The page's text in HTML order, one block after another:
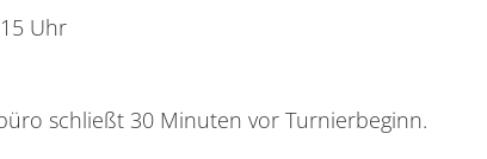
Uhr
schließt 30 Minuten vor Turnierbeginn.